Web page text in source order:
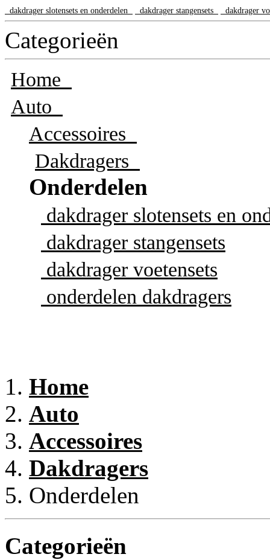
dakdrager slotensets en onderdelen dakdrager stangensets dakdrager
Categorieën
Home
Auto
Accessoires
Dakdragers
Onderdelen
dakdrager slotensets en
dakdrager stangensets
dakdrager voetensets
onderdelen dakdragers
Home
Auto
Accessoires
Dakdragers
Onderdelen
Categorieën